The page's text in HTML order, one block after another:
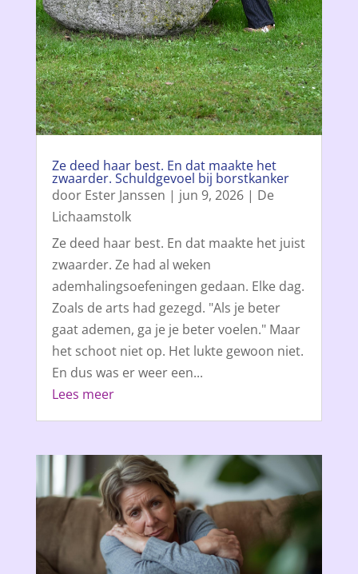
Ze deed haar best. En dat maakte het
zwaarder. Schuldgevoel bij borstkanker
door Ester Janssen | jun 9, 2026| De
Lichaamstolk
Ze deed haar best. En dat maakte het juist
zwaarder. Ze had al weken
ademhalingsoefeningen gedaan. Elke dag.
Zoals de arts had gezegd. "Als je beter
gaat ademen, ga je je beter voelen." Maar
het schoot niet op. Het lukte gewoon niet.
En dus was er weer een...
Lees meer